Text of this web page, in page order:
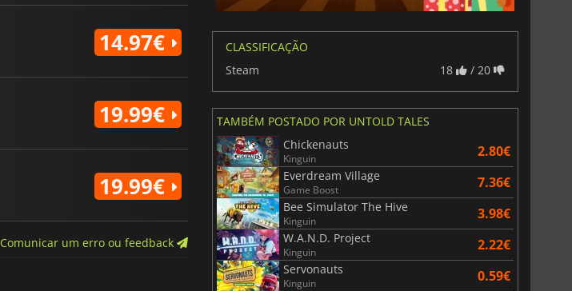
14.97€
19.99€
19.99€
Comunicar um erro ou feedback
CLASSIFICAÇÃO
Steam
18 / 20
TAMBÉM POSTADO POR UNTOLD TALES
Chickenauts
Kinguin 2.80€
Everdream Village
Game Boost 7.36€
Bee Simulator The Hive
Kinguin 3.98€
W.A.N.D. Project
Kinguin 2.22€
Servonauts
Kinguin 0.59€